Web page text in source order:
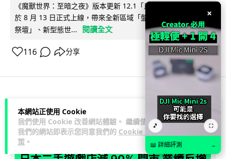
本網站正使用 Cookie
我們使用 Cookie 改善網站體驗。 繼續使用
我們的網站即表示您同意我們的 Cookie 政
策 。
《魔獸世界：至暗之夜》版本更新 12.1「烏拉特克的詛咒」將
於 8 月 13 日正式上線，帶來全新區域「盤蛇島」、地城「毒牙
祭壇」、新型態世...
閱讀全文
116 分享
Lawton 2 日
×
🎵 ⛶
📖 詳細評測 →